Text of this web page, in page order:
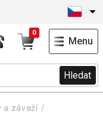
Hledat
0
Menu
a závaží